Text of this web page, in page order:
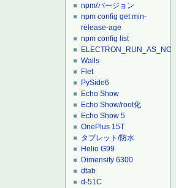
npm/バージョン
npm config get min-
release-age
npm config list
Wails
Flet
PySide6
Echo Show
Echo Show/root化
Echo Show 5
OnePlus 15T
タブレット/防水
Helio G99
Dimensity 6300
dtab
d-51C